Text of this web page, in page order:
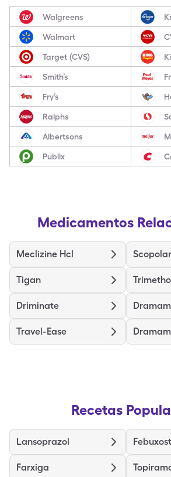
Walgreens
Walmart
Target (CVS)
Smith’s
Fry’s
Ralphs
Albertsons
Publix
Medicamentos
Meclizine Hcl
Tigan
Driminate
Travel-Ease
Recetas
Lansoprazol
Farxiga